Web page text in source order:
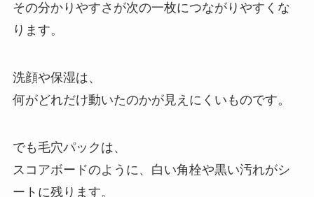
その分かりやすさが次の一枚につながりやすくな
ります。
洗顔や保湿は、
何がどれだけ動いたのかが見えにくいものです。
でも毛穴パックは、
スコアボードのように、白い角栓や黒い汚れがシ
ートに残ります。